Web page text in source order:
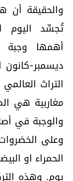
والحقيقة أن
تُجسِّد اليوم
أهمها
التراث
مغاربية هي
والوجبة في
وعلى
الحمراء او
يوم. وهذه